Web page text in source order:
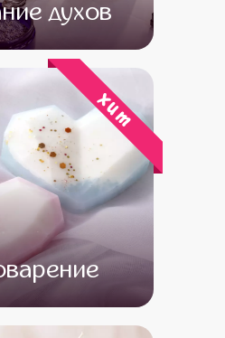
духов
от 13 500
от 11 500
хит